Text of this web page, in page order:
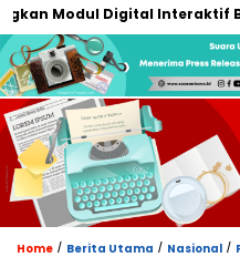
Digital Interaktif
Home / Berita Utama / Nasional /